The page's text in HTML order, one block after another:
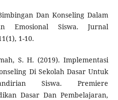
Dan Konseling Dalam
Emosional Siswa. Jurnal
1-10.
S. H. (2019). Implementasi
Di Sekolah Dasar Untuk
Siswa. Premiere
Dasar Dan Pembelajaran,